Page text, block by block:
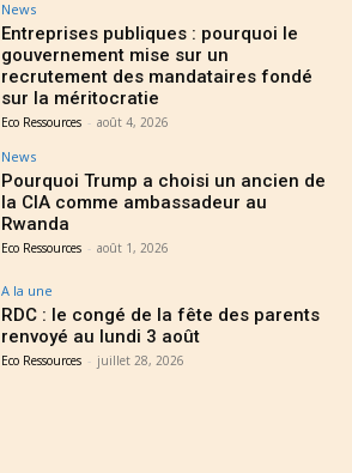
News
Entreprises publiques : pourquoi le
gouvernement mise sur un
recrutement des mandataires fondé
sur la méritocratie
Eco Ressources - août 4, 2026
News
Pourquoi Trump a choisi un ancien de
la CIA comme ambassadeur au
Rwanda
Eco Ressources - août 1, 2026
A la une
RDC : le congé de la fête des parents
renvoyé au lundi 3 août
Eco Ressources - juillet 28, 2026